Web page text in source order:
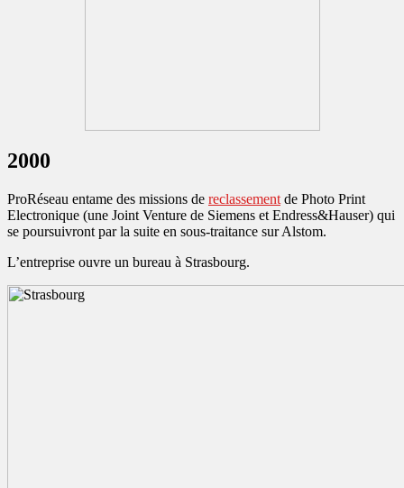
2000
ProRéseau entame des missions de reclassement de Photo Print
Electronique (une Joint Venture de Siemens et Endress&Hauser) qui
se poursuivront par la suite en sous-traitance sur Alstom.
L’entreprise ouvre un bureau à Strasbourg.